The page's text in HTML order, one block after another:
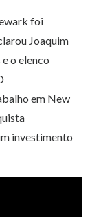
foi
Joaquim
o elenco
em New
investimento